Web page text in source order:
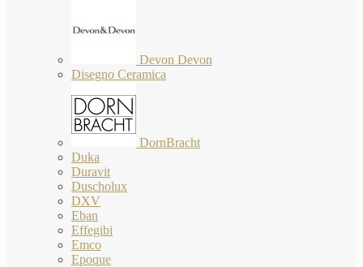
Devon Devon
Disegno Ceramica
DornBracht
Duka
Duravit
Duscholux
DXV
Eban
Effegibi
Emco
Epoque